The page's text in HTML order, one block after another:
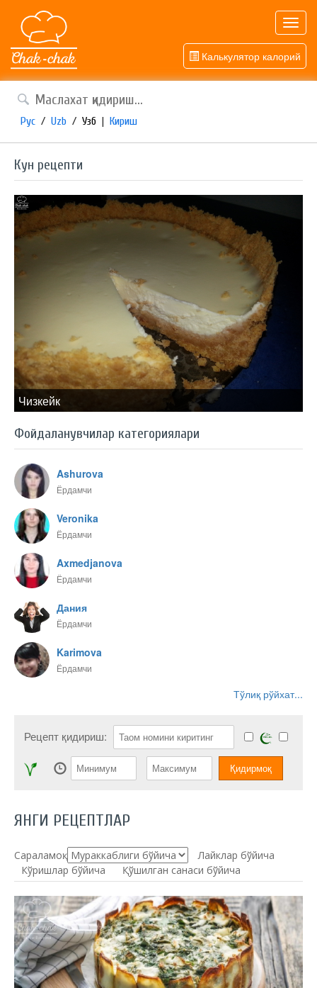
Калькулятор калорий
Рус / Uzb / Узб | Кириш
Кун рецепти
Чизкейк
Фойдаланувчилар категориялари
Ashurova
Ёрдамчи
Veronika
Ёрдамчи
Axmedjanova
Ёрдамчи
Дания
Ёрдамчи
Karimova
Ёрдамчи
Тўлиқ рўйхат...
Рецепт қидириш:
ЯНГИ РЕЦЕПТЛАР
Сараламоқ:
Лайклар бўйича
Кўришлар бўйича
Қўшилган санаси бўйича